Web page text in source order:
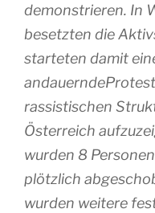
demonstrieren. In
besetzten die
starteten damit
rassistischen
Österreich
wurden 8
plötzlich
wurden weitere